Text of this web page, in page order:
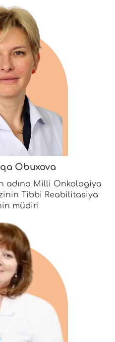
Obuxova
adına Milli Onkologiya
Tibbi Reabilitasiya
müdiri